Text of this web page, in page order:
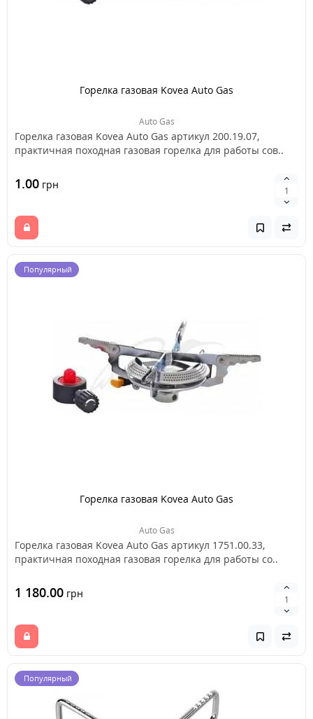
Горелка газовая Kovea Auto Gas
Auto Gas
Горелка газовая Kovea Auto Gas артикул 200.19.07,
практичная походная газовая горелка для работы сов..
1.00 грн
Популярный
Горелка газовая Kovea Auto Gas
Auto Gas
Горелка газовая Kovea Auto Gas артикул 1751.00.33,
практичная походная газовая горелка для работы со..
1 180.00 грн
Популярный